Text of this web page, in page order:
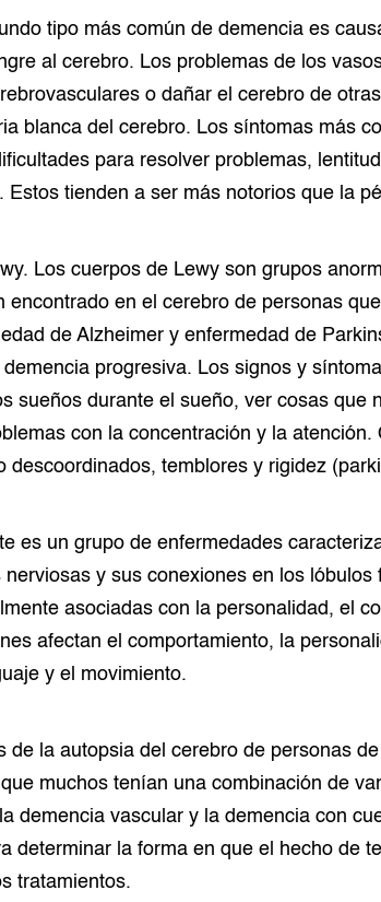
tipo más común de demencia es
al cerebro. Los problemas de los
o dañar el cerebro de
blanca del cerebro. Los síntomas más
para resolver problemas,
Estos tienden a ser más notorios que la
Los cuerpos de Lewy son grupos
encontrado en el cerebro de personas
de Alzheimer y enfermedad de
progresiva. Los signos y
sueños durante el sueño, ver cosas que
con la concentración y la atención.
descoordinados, temblores y rigidez
es un grupo de enfermedades
y sus conexiones en los lóbulos
asociadas con la personalidad, el
afectan el comportamiento, la
y el movimiento.
de la autopsia del cerebro de personas
muchos tenían una combinación de
demencia vascular y la demencia con
determinar la forma en que el hecho de
tratamientos.